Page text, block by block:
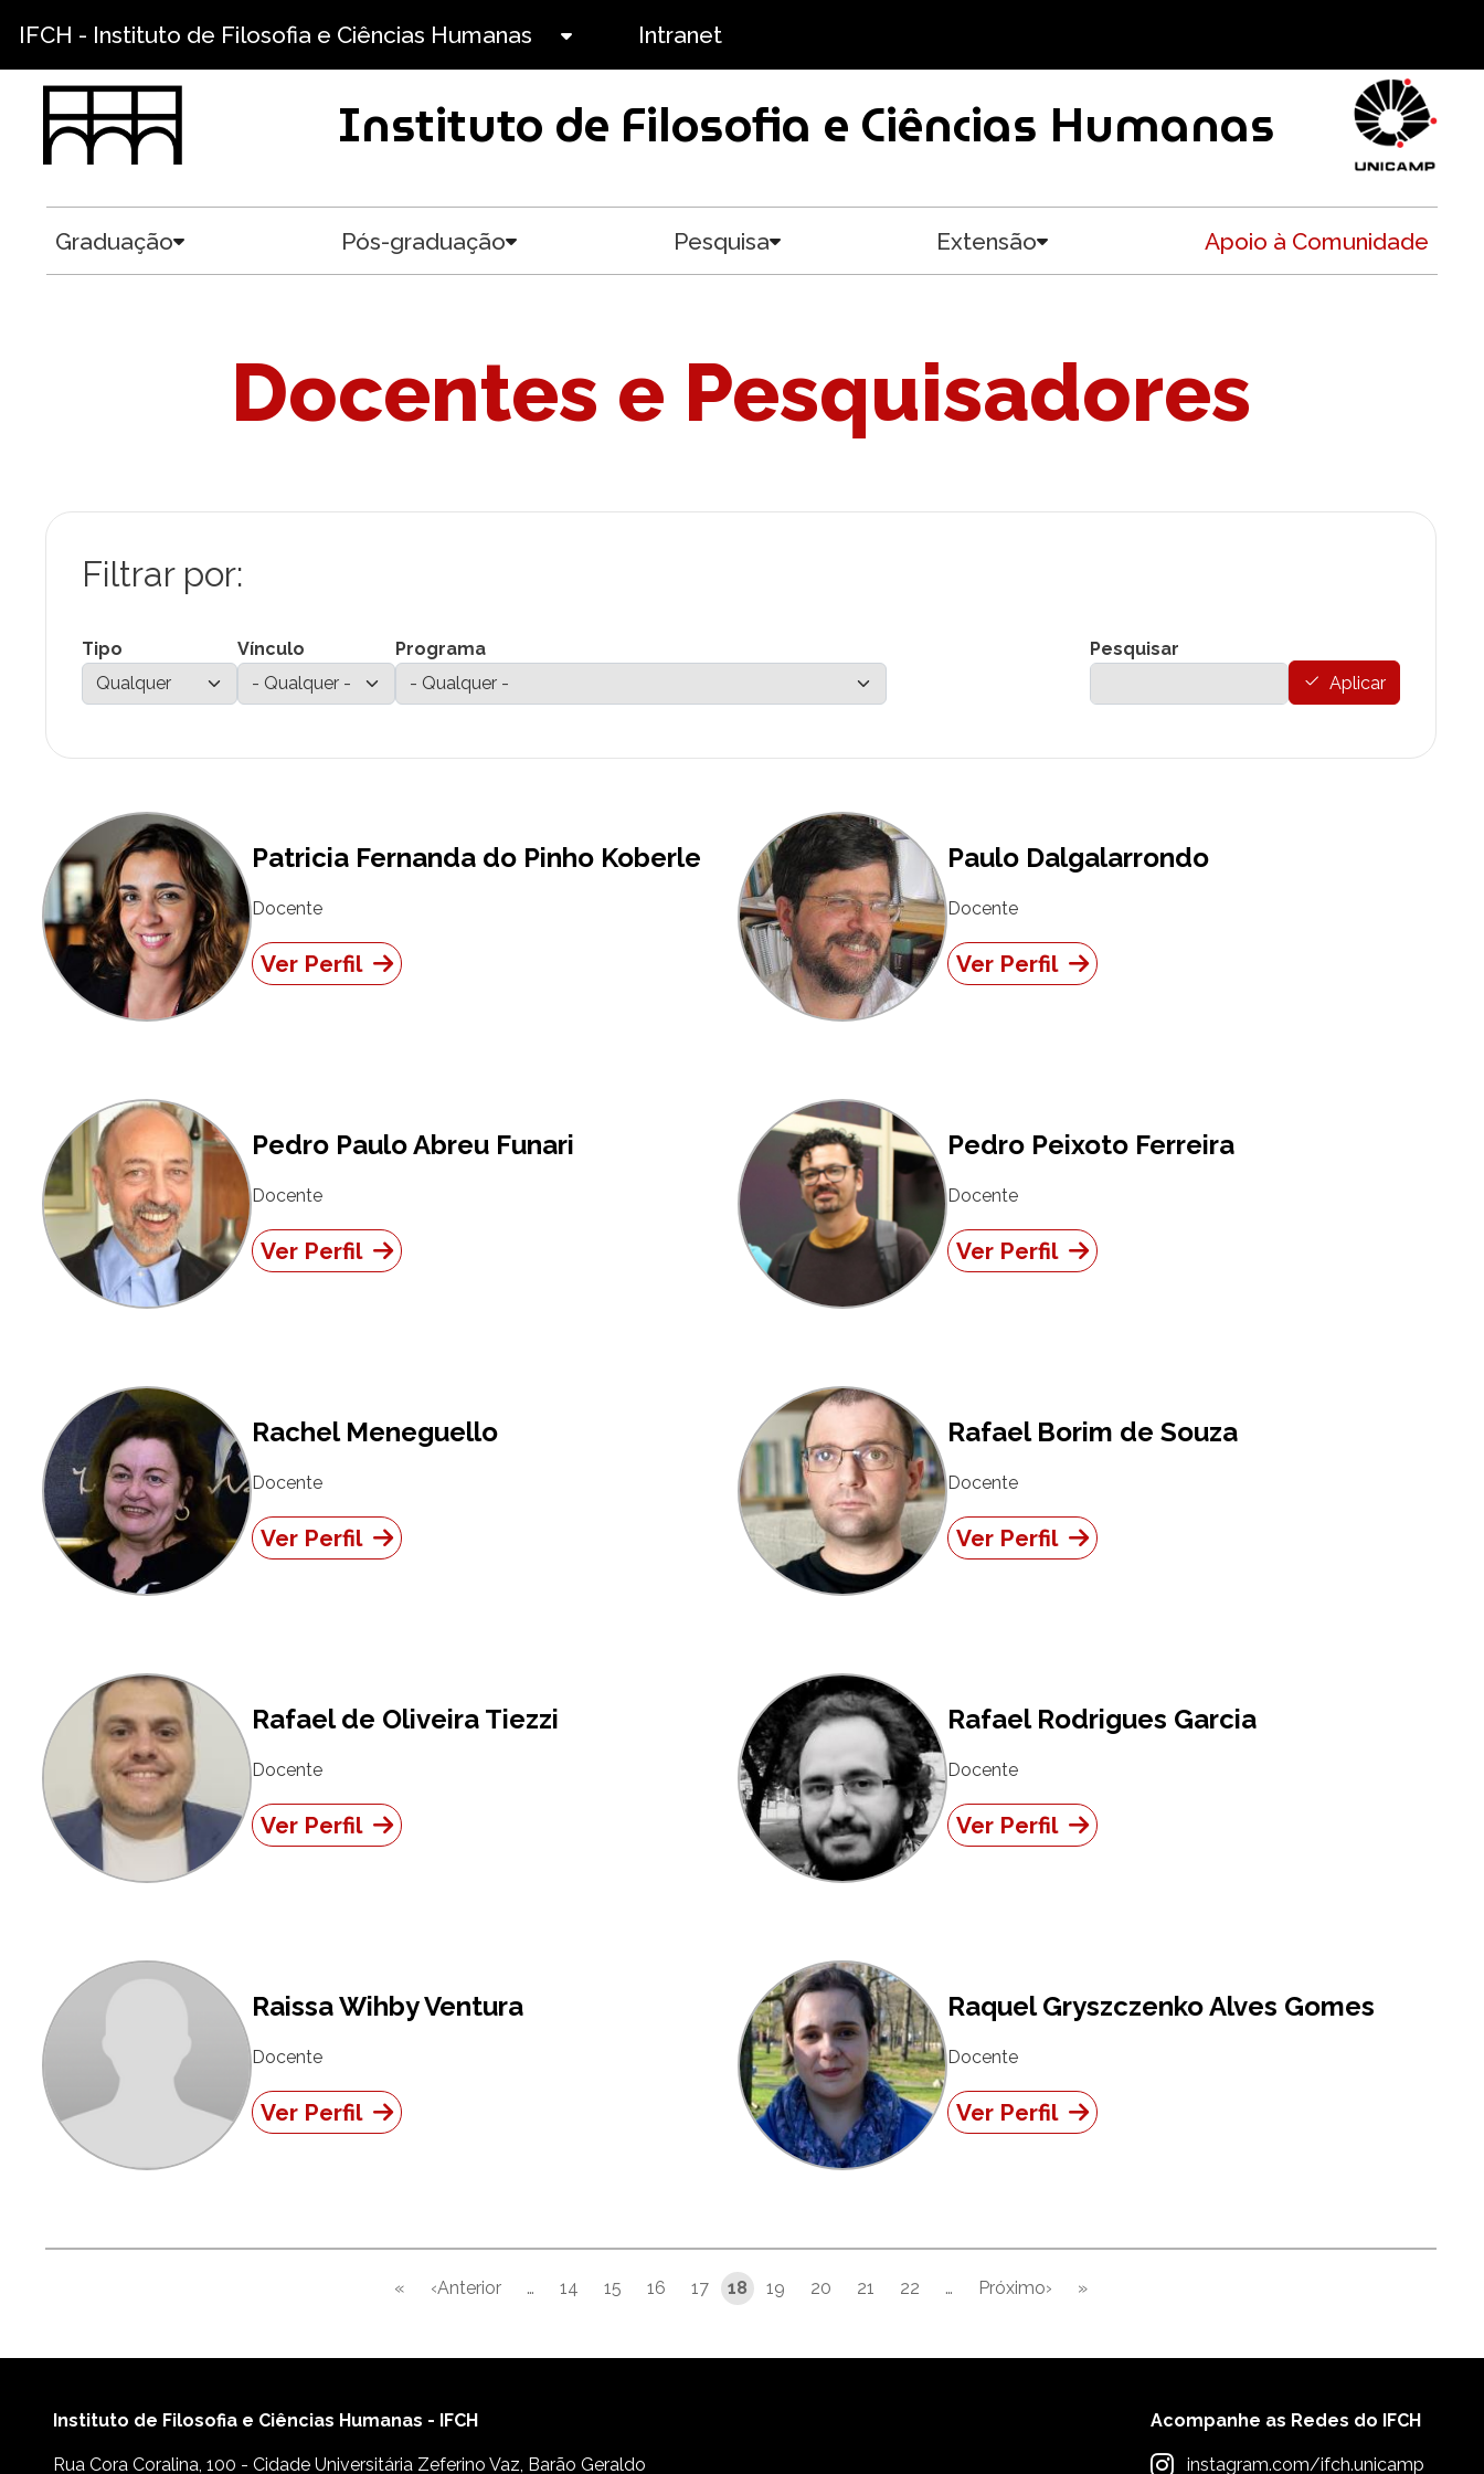
IFCH - Instituto de Filosofia e Ciências Humanas Intranet
Instituto de Filosofia e Ciências Humanas
Graduação Pós-graduação Pesquisa Extensão Apoio à Comunidade
Docentes e Pesquisadores
Tipo Vínculo Programa
Pesquisar
Aplicar
Patricia Fernanda do Pinho Koberle
Docente
Ver Perfil
Paulo Dalgalarrondo
Docente
Ver Perfil
Pedro Paulo Abreu Funari
Docente
Ver Perfil
Pedro Peixoto Ferreira
Docente
Ver Perfil
Rachel Meneguello
Docente
Ver Perfil
Rafael Borim de Souza
Docente
Ver Perfil
Rafael de Oliveira Tiezzi
Docente
Ver Perfil
Rafael Rodrigues Garcia
Docente
Ver Perfil
Raissa Wihby Ventura
Docente
Ver Perfil
Raquel Gryszczenko Alves Gomes
Docente
Ver Perfil
«
Primeira página
‹Anterior
Página anterior
… 14 15 16 17 18 19 20 21 22 … Próximo›
Próxima página
»
Última página
Instituto de Filosofia e Ciências Humanas - IFCH
Rua Cora Coralina, 100 - Cidade Universitária Zeferino Vaz, Barão Geraldo
Acompanhe as Redes do IFCH
instagram.com/ifch.unicamp